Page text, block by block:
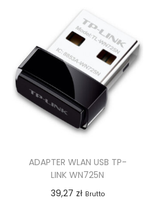
ADAPTER WLAN USB TP-
LINK WN725N
39,27 zł Brutto